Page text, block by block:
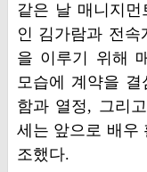
같은 날 매니지
인 김가람과 전
을 이루기 위해
모습에 계약을
함과 열정, 그리
세는 앞으로 배우
조했다.